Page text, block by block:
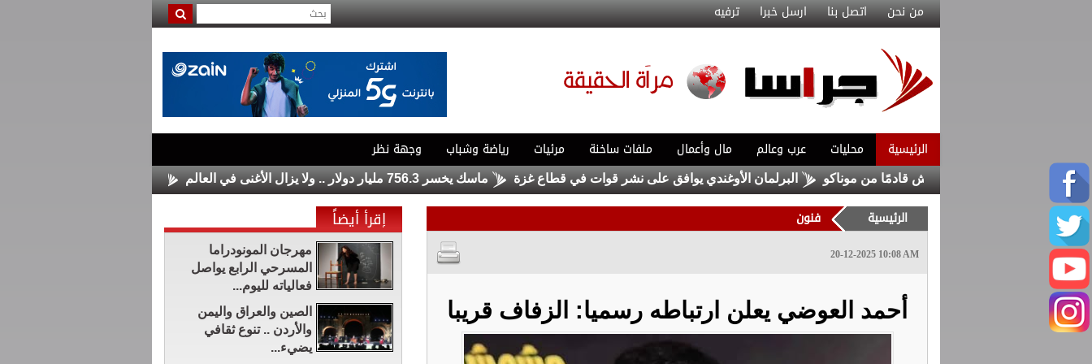
من نحن اتصل بنا ارسل خبرا ترفيه
الرئيسية محليات عرب وعالم مال وأعمال ملفات ساخنة مرئيات رياضة وشباب وجهة نظر
مع ماغنيس أكليوش قادمًا من موناكو البرلمان الأوغندي يوافق على نشر قوات في قطاع غزة ماسك يخسر 756.3 مليار دولار .. ولا يزال الأغنى في العالم الأسواق الأوروبية تغلق على مكاسب
الرئيسية فنون
20-12-2025 10:08 AM
أحمد العوضي يعلن ارتباطه رسميا: الزفاف قريبا
إقرأ أيضاً
مهرجان المونودراما
المسرحي الرابع يواصل
فعالياته لليوم...
الصين والعراق واليمن
والأردن .. تنوع ثقافي
يضيء...